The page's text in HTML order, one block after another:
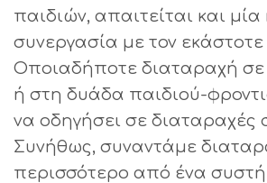
παιδιών, απαιτείται και μία
συνεργασία με τον εκάστοτε
Οποιαδήποτε διαταραχή
ή στη δυάδα παιδιού-
να οδηγήσει σε διαταραχές
Συνήθως, συναντάμε
περισσότερο από ένα